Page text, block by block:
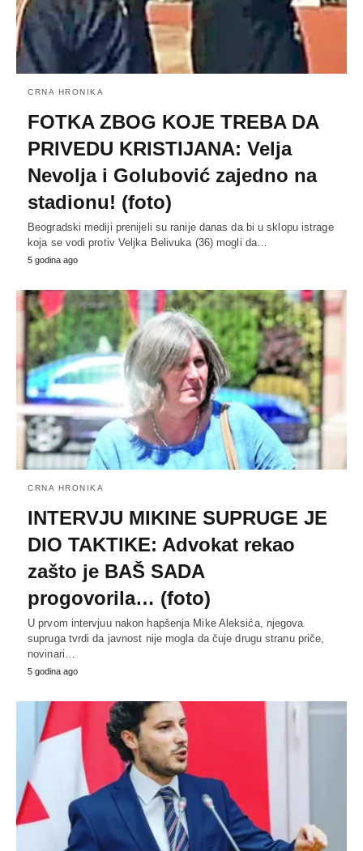
CRNA HRONIKA
FOTKA ZBOG KOJE TREBA DA
PRIVEDU KRISTIJANA: Velja
Nevolja i Golubović zajedno na
stadionu! (foto)
Beogradski mediji prenijeli su ranije danas da bi u sklopu istrage
koja se vodi protiv Veljka Belivuka (36) mogli da…
5 godina ago
CRNA HRONIKA
INTERVJU MIKINE SUPRUGE JE
DIO TAKTIKE: Advokat rekao
zašto je BAŠ SADA
progovorila… (foto)
U prvom intervjuu nakon hapšenja Mike Aleksića, njegova
supruga tvrdi da javnost nije mogla da čuje drugu stranu priče,
novinari…
5 godina ago